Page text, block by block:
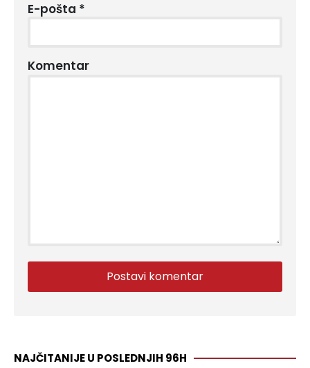
E-pošta *
Komentar
NAJČITANIJE U POSLEDNJIH 96H